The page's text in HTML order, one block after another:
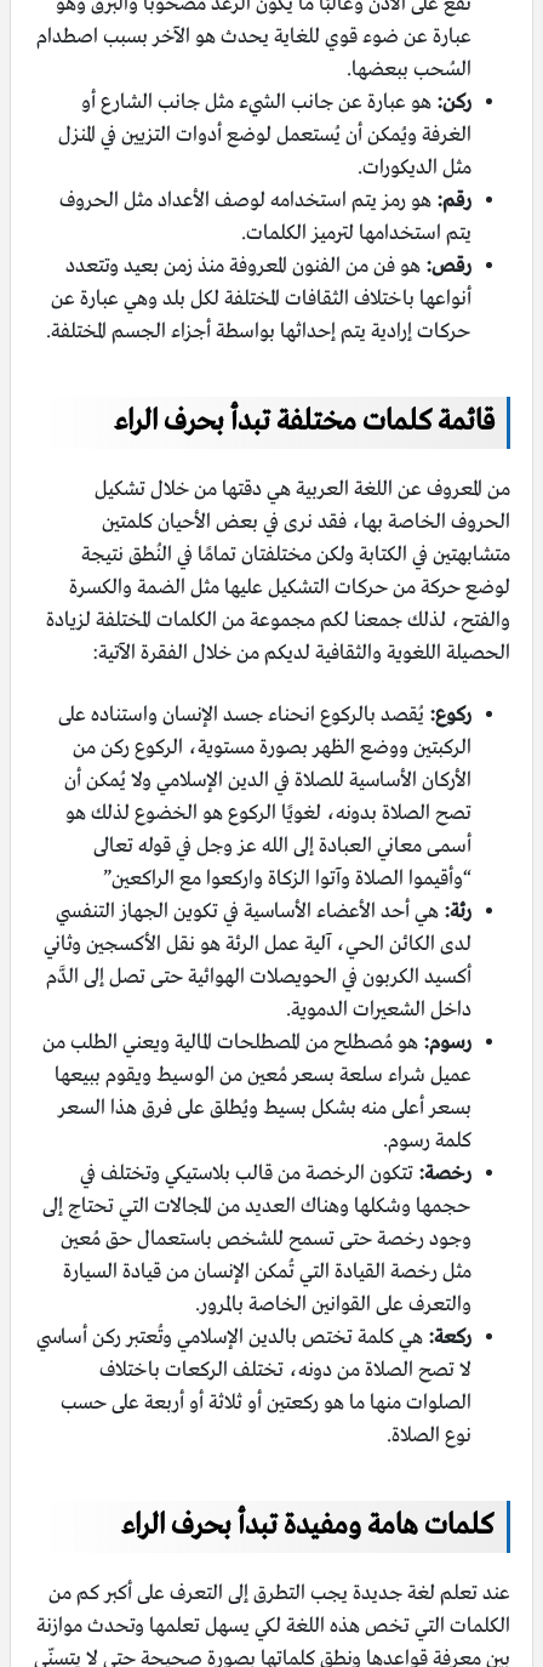
عبارة عن ضوء قوي للغاية يحدث هو الآخر بسبب اصطدام
السُحب ببعضها.
ركن: هو عبارة عن جانب الشيء مثل جانب الشارع أو
الغرفة ويُمكن أن يُستعمل لوضع أدوات التزيين في المنزل
مثل الديكورات.
رقم: هو رمز يتم استخدامه لوصف الأعداد مثل الحروف
يتم استخدامها لترميز الكلمات.
رقص: هو فن من الفنون المعروفة منذ زمن بعيد وتتعدد
أنواعها باختلاف الثقافات المختلفة لكل بلد وهي عبارة عن
حركات إرادية يتم إحداثها بواسطة أجزاء الجسم المختلفة.
قائمة كلمات مختلفة تبدأ بحرف الراء
من المعروف عن اللغة العربية هي دقتها من خلال تشكيل
الحروف الخاصة بها، فقد نرى في بعض الأحيان كلمتين
متشابهتين في الكتابة ولكن مختلفتان تمامًا في النُطق نتيجة
لوضع حركة من حركات التشكيل عليها مثل الضمة والكسرة
والفتح، لذلك جمعنا لكم مجموعة من الكلمات المختلفة لزيادة
الحصيلة اللغوية والثقافية لديكم من خلال الفقرة الآتية:
ركوع: يُقصد بالركوع انحناء جسد الإنسان واستناده على
الركبتين ووضع الظهر بصورة مستوية، الركوع ركن من
الأركان الأساسية للصلاة في الدين الإسلامي ولا يُمكن أن
تصح الصلاة بدونه، لغويًا الركوع هو الخضوع لذلك هو
أسمى معاني العبادة إلى الله عز وجل في قوله تعالى
“وأقيموا الصلاة وآتوا الزكاة واركعوا مع الراكعين”
رئة: هي أحد الأعضاء الأساسية في تكوين الجهاز التنفسي
لدى الكائن الحي، آلية عمل الرئة هو نقل الأكسجين وثاني
أكسيد الكربون في الحويصلات الهوائية حتى تصل إلى الدَّم
داخل الشعيرات الدموية.
رسوم: هو مُصطلح من المصطلحات المالية ويعني الطلب من
عميل شراء سلعة بسعر مُعين من الوسيط ويقوم ببيعها
بسعر أعلى منه بشكل بسيط ويُطلق على فرق هذا السعر
كلمة رسوم.
رخصة: تتكون الرخصة من قالب بلاستيكي وتختلف في
حجمها وشكلها وهناك العديد من المجالات التي تحتاج إلى
وجود رخصة حتى تسمح للشخص باستعمال حق مُعين
مثل رخصة القيادة التي تُمكن الإنسان من قيادة السيارة
والتعرف على القوانين الخاصة بالمرور.
ركعة: هي كلمة تختص بالدين الإسلامي وتُعتبر ركن أساسي
لا تصح الصلاة من دونه، تختلف الركعات باختلاف
الصلوات منها ما هو ركعتين أو ثلاثة أو أربعة على حسب
نوع الصلاة.
كلمات هامة ومفيدة تبدأ بحرف الراء
عند تعلم لغة جديدة يجب التطرق إلى التعرف على أكبر كم من
الكلمات التي تخص هذه اللغة لكي يسهل تعلمها وتحدث موازنة
بين معرفة قواعدها ونطق كلماتها بصورة صحيحة حتى لا يتسنّى